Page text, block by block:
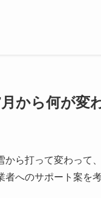
から何が変
ら打って変わって
者へのサポート案を